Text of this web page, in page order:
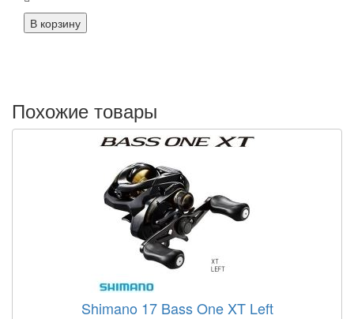
Похожие товары
Shimano 17 Bass One XT Left